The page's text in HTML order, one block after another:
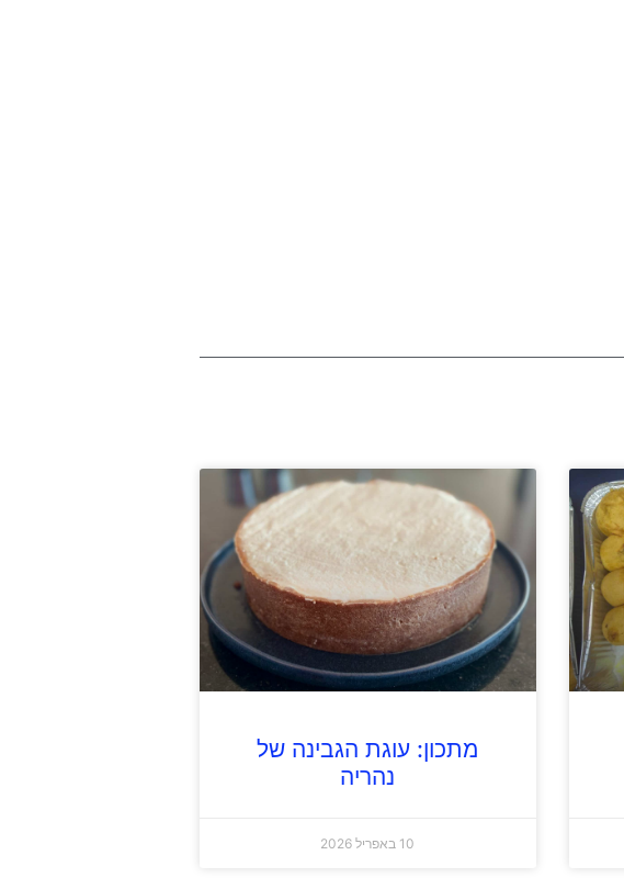
מתכון: עוגת הגבינה של
נהריה
10 באפריל 2026